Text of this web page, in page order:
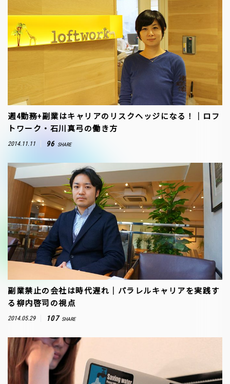
週4勤務+副業はキャリアのリスクヘッジになる！｜ロフ
トワーク・石川真弓の働き方
2014.11.11 96 SHARE
副業禁止の会社は時代遅れ｜パラレルキャリアを実践す
る柳内啓司の視点
2014.05.29 107 SHARE